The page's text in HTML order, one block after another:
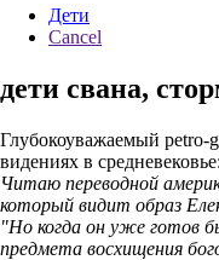
Дети
Cancel
дети свана,
Глубокоуважаемый petro-
видениях в средневековье:
Читаю переводной
который видит образ
"Но когда он уже готов
предмета восхищения